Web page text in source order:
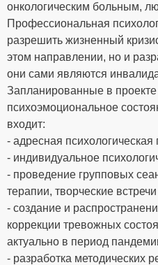
онкологическим больным,
Профессиональная
разрешить жизненный
этом направлении, но и
они сами являются
Запланированные в
психоэмоциональное
входит:
- адресная
- индивидуальное
- проведение групповых
терапии, творческие встречи
- создание и
коррекции тревожных
актуально в период
- разработка методических